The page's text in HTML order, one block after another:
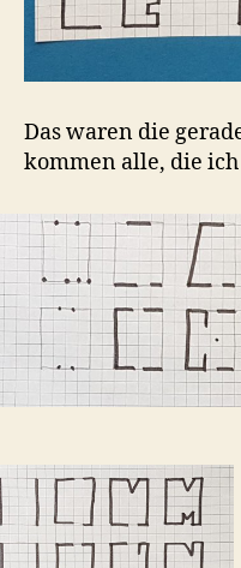
Das waren die
kommen alle, die ich